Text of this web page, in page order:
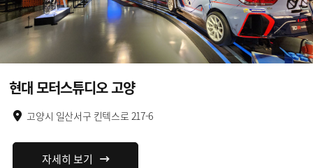
현대 모터스튜디오 고양
고양시 일산서구 킨텍스로 217-6
자세히 보기